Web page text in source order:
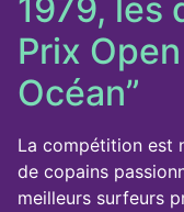
1979, les
Prix
Océan”
La compétition est
de copains
meilleurs surfeurs